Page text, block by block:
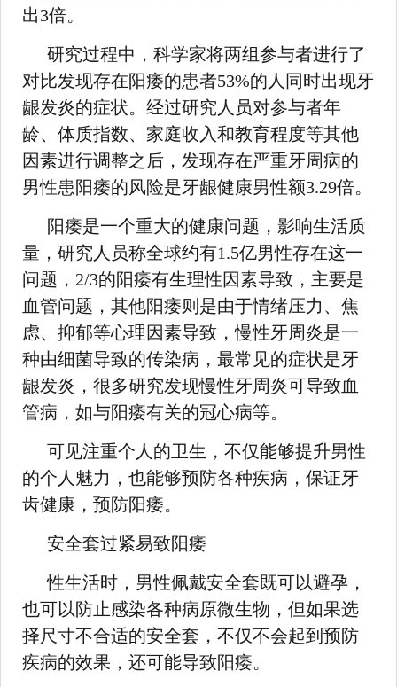
出3倍。
研究过程中，科学家将两组参与者进行了
对比发现存在阳痿的患者53%的人同时出现牙
龈发炎的症状。经过研究人员对参与者年
龄、体质指数、家庭收入和教育程度等其他
因素进行调整之后，发现存在严重牙周病的
男性患阳痿的风险是牙龈健康男性额3.29倍。
阳痿是一个重大的健康问题，影响生活质
量，研究人员称全球约有1.5亿男性存在这一
问题，2/3的阳痿有生理性因素导致，主要是
血管问题，其他阳痿则是由于情绪压力、焦
虑、抑郁等心理因素导致，慢性牙周炎是一
种由细菌导致的传染病，最常见的症状是牙
龈发炎，很多研究发现慢性牙周炎可导致血
管病，如与阳痿有关的冠心病等。
可见注重个人的卫生，不仅能够提升男性
的个人魅力，也能够预防各种疾病，保证牙
齿健康，预防阳痿。
安全套过紧易致阳痿
性生活时，男性佩戴安全套既可以避孕，
也可以防止感染各种病原微生物，但如果选
择尺寸不合适的安全套，不仅不会起到预防
疾病的效果，还可能导致阳痿。